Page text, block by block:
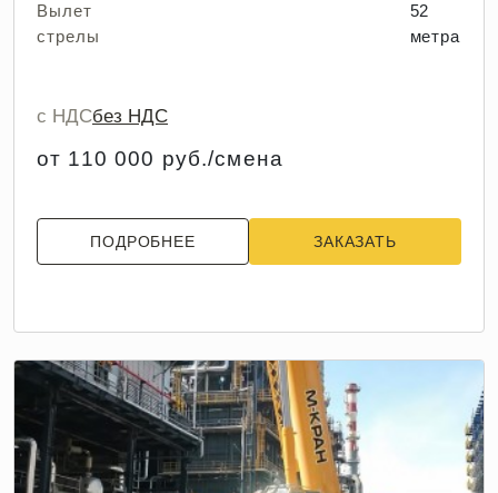
Вылет
стрелы
52
метра
с НДСбез НДС
от 110 000 руб./смена
ПОДРОБНЕЕ ЗАКАЗАТЬ